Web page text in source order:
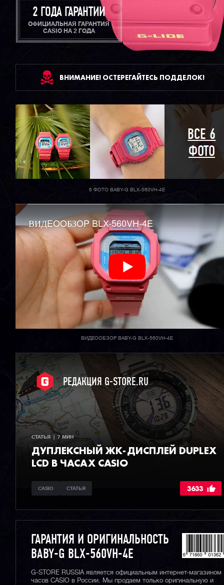
2 ГОДА ГАРАНТИИ
ОФИЦИАЛЬНАЯ ГАРАНТИЯ
CASIO НА 2 ГОДА
ВНИМАНИЕ! ОСТЕРЕГАЙТЕСЬ ПОДДЕЛОК!
ВСЕ 6
ФОТО
6 ФОТО BABY-G BLX-560VH-4E
ВИДEOOБЗOP BLX-560VH-4E
ВИДЕООБЗОР BABY-G BLX-560VH-4E
РЕДАКЦИЯ G-STORE.RU
СТАТЬЯ  |  7 МИН
ДУПЛЕКСНЫЙ ЖК-ДИСПЛЕЙ DUPLEX
LCD В ЧАСАХ CASIO
CASIO СТАТЬЯ 3633
ГАРАНТИЯ И ОРИГИНАЛЬНОСТЬ
BABY-G BLX-560VH-4E
G-STORE RUSSIA является официальным интернет-магазином
часов CASIO в России. Мы продаем только оригинальную и